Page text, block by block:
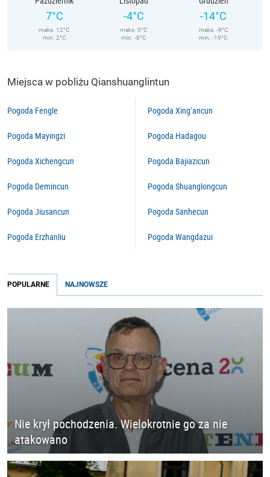
7°C
maks. 12°C
min. 2°C
-4°C
maks. 0°C
min. -8°C
-14°C
maks. -9°C
min. -19°C
Miejsca w pobliżu Qianshuanglintun
Pogoda Fengle
Pogoda Mayingzi
Pogoda Xichengcun
Pogoda Demincun
Pogoda Jiusancun
Pogoda Erzhanliu
Pogoda Xing’ancun
Pogoda Hadagou
Pogoda Bajiazicun
Pogoda Shuanglongcun
Pogoda Sanhecun
Pogoda Wangdazui
POPULARNE NAJNOWSZE
Nie krył pochodzenia. Wielokrotnie go za nie
atakowano